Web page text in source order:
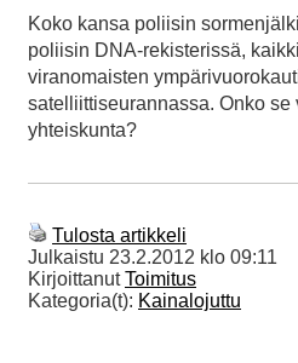
Koko kansa poliisin
poliisin DNA-rekisterissä,
viranomaisten
satelliittiseurannassa. Onko
yhteiskunta?
Tulosta artikkeli
Julkaistu 23.2.2012 klo 09:11
KirjoittanutToimitus
Kategoria(t): Kainalojuttu